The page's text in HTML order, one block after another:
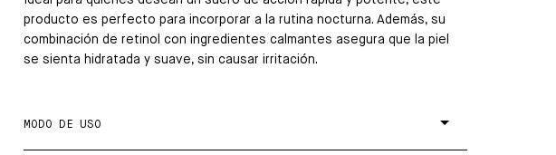
producto es perfecto para incorporar a la rutina nocturna. Además, su
combinación de retinol con ingredientes calmantes asegura que la piel
se sienta hidratada y suave, sin causar irritación.
MODO DE USO